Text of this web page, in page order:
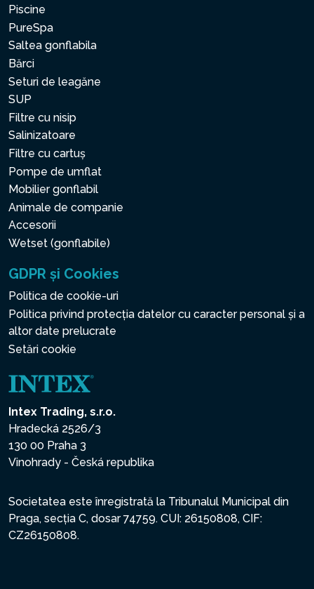
Piscine
PureSpa
Saltea gonflabila
Bărci
Seturi de leagăne
SUP
Filtre cu nisip
Salinizatoare
Filtre cu cartuș
Pompe de umflat
Mobilier gonflabil
Animale de companie
Accesorii
Wetset (gonflabile)
GDPR și Cookies
Politica de cookie-uri
Politica privind protecția datelor cu caracter personal și a
altor date prelucrate
Setări cookie
Intex Trading, s.r.o.
Hradecká 2526/3
130 00 Praha 3
Vinohrady - Česká republika
Societatea este înregistrată la Tribunalul Municipal din
Praga, secția C, dosar 74759. CUI: 26150808, CIF:
CZ26150808.